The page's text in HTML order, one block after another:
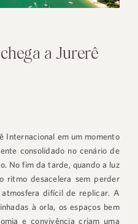
a Jurerê
Internacional em um momento
consolidado no cenário de
No fim da tarde, quando a luz
ritmo desacelera sem perder
atmosfera difícil de replicar. A
à orla, os espaços bem
e convivência criam uma